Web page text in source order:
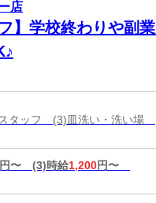
店
】学校終わりや副
タッフ (3)皿洗い・洗い場
円〜 (3)時給1,200円〜